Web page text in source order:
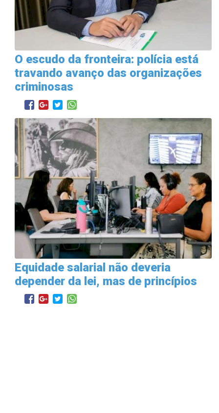
O escudo da fronteira: polícia está
travando avanço das organizações
criminosas
Equidade salarial não deveria
depender da lei, mas de princípios